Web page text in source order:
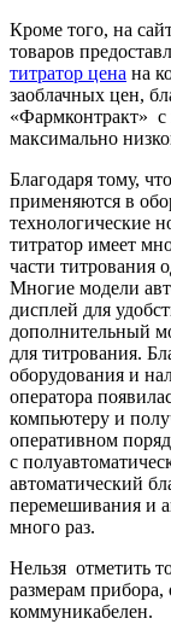
Кроме того, на
товаров
титратор цена на
заоблачных цен,
«Фармконтракт» с
максимально
Благодаря тому,
применяются в
технологические
титратор имеет
части титрования
Многие модели
дисплей для
дополнительный
для титрования.
оборудования и
оператора
компьютеру и
оперативном
с
автоматический
перемешивания и
много раз.
Нельзя отметить
размерам прибора,
коммуникабелен.